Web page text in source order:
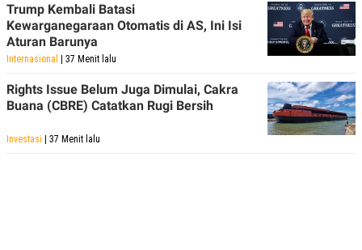
Trump Kembali Batasi
Kewarganegaraan Otomatis di AS, Ini Isi
Aturan Barunya
Internasional | 37 Menit lalu
Rights Issue Belum Juga Dimulai, Cakra
Buana (CBRE) Catatkan Rugi Bersih
Investasi | 37 Menit lalu